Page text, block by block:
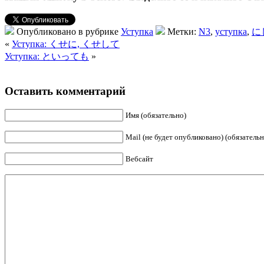
Опубликовано в рубрике Уступка Метки: N3, уступка, に
« Уступка: くせに, くせして
Уступка: といっても »
Оставить комментарий
Имя (обязательно)
Mail (не будет опубликовано)
Вебсайт